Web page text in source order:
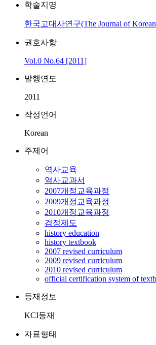
학술지명
한국고대사연구(The Journal of
권호사항
Vol.0 No.64 [2011]
발행연도
2011
작성언어
Korean
주제어
역사교육
역사교과서
2007개정교육과정
2009개정교육과정
2010개정교육과정
검정제도
history education
history textbook
2007 revised curriculum
2009 revised curriculum
2010 revised curriculum
official certification system of
등재정보
KCI등재
자료형태